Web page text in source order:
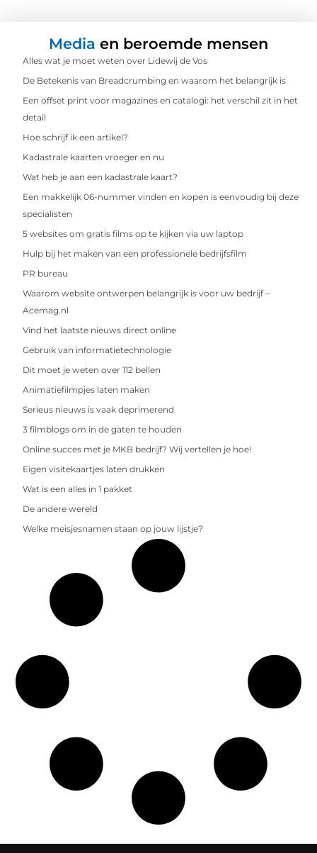
Media en beroemde mensen
Alles wat je moet weten over Lidewij de Vos
De Betekenis van Breadcrumbing en waarom het belangrijk is
Een offset print voor magazines en catalogi: het verschil zit in het
detail
Hoe schrijf ik een artikel?
Kadastrale kaarten vroeger en nu
Wat heb je aan een kadastrale kaart?
Een makkelijk 06-nummer vinden en kopen is eenvoudig bij deze
specialisten
5 websites om gratis films op te kijken via uw laptop
Hulp bij het maken van een professionele bedrijfsfilm
PR bureau
Waarom website ontwerpen belangrijk is voor uw bedrijf –
Acemag.nl
Vind het laatste nieuws direct online
Gebruik van informatietechnologie
Dit moet je weten over 112 bellen
Animatiefilmpjes laten maken
Serieus nieuws is vaak deprimerend
3 filmblogs om in de gaten te houden
Online succes met je MKB bedrijf? Wij vertellen je hoe!
Eigen visitekaartjes laten drukken
Wat is een alles in 1 pakket
De andere wereld
Welke meisjesnamen staan op jouw lijstje?